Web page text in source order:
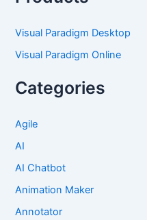
Visual Paradigm Desktop
Visual Paradigm Online
Categories
Agile
AI
AI Chatbot
Animation Maker
Annotator